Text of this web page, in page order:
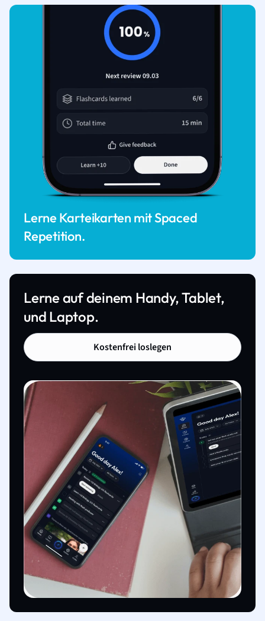
Lerne Karteikarten mit Spaced
Repetition.
Lerne auf deinem Handy, Tablet,
und Laptop.
Kostenfrei loslegen